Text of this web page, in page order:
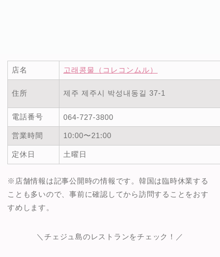
店名 고래콩물（コレコンムル）
住所 제주 제주시 박성내동길 37-1
電話番号 064-727-3800
営業時間 10:00〜21:00
定休日 土曜日
※店舗情報は記事公開時の情報です。韓国は臨時休業する
ことも多いので、事前に確認してから訪問することをおす
すめします。
＼チェジュ島のレストランをチェック！／